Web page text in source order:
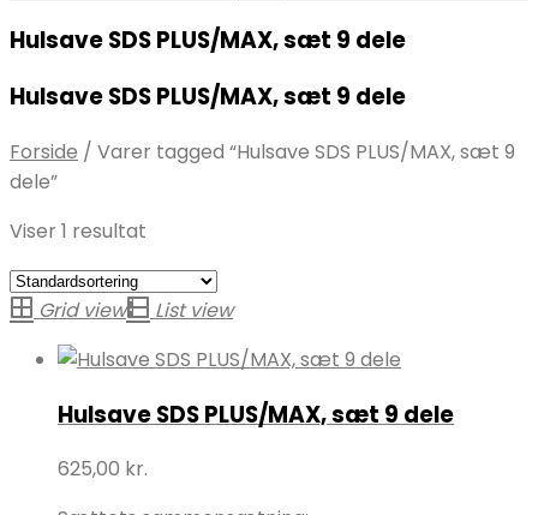
Hulsave SDS PLUS/MAX, sæt 9 dele
Hulsave SDS PLUS/MAX, sæt 9 dele
Forside / Varer tagged “Hulsave SDS PLUS/MAX, sæt 9
dele”
Viser 1 resultat
Grid view List view
Hulsave SDS PLUS/MAX, sæt 9 dele
625,00 kr.